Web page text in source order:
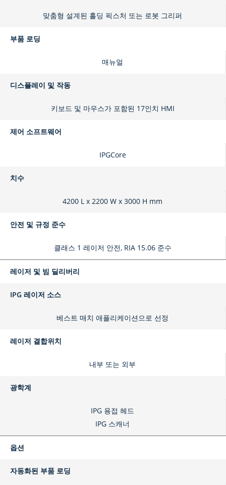
맞춤형 설계된 홀딩 픽스처 또는 로봇 그리퍼
부품 로딩
매뉴얼
디스플레이 및 작동
키보드 및 마우스가 포함된 17인치 HMI
제어 소프트웨어
IPGCore
치수
4200 L x 2200 W x 3000 H mm
안전 및 규정 준수
클래스 1 레이저 안전, RIA 15.06 준수
레이저 및 빔 딜리버리
IPG 레이저 소스
베스트 매치 애플리케이션으로 선정
레이저 결합위치
내부 또는 외부
광학계
IPG 용접 헤드
IPG 스캐너
옵션
자동화된 부품 로딩